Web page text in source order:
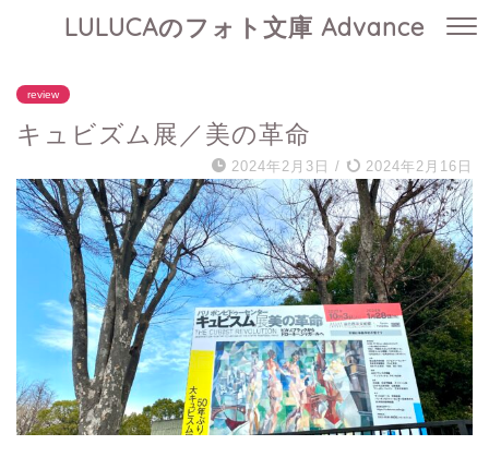
LULUCAのフォト文庫 Advance
review
キュビズム展／美の革命
2024年2月3日 / 2024年2月16日